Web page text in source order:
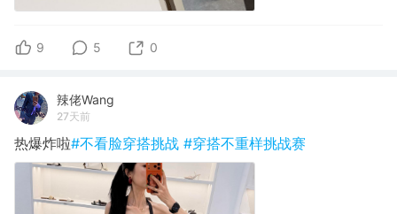
9 5 0
辣佬Wang
27天前
热爆炸啦#不看脸穿搭挑战 #穿搭不重样挑战赛